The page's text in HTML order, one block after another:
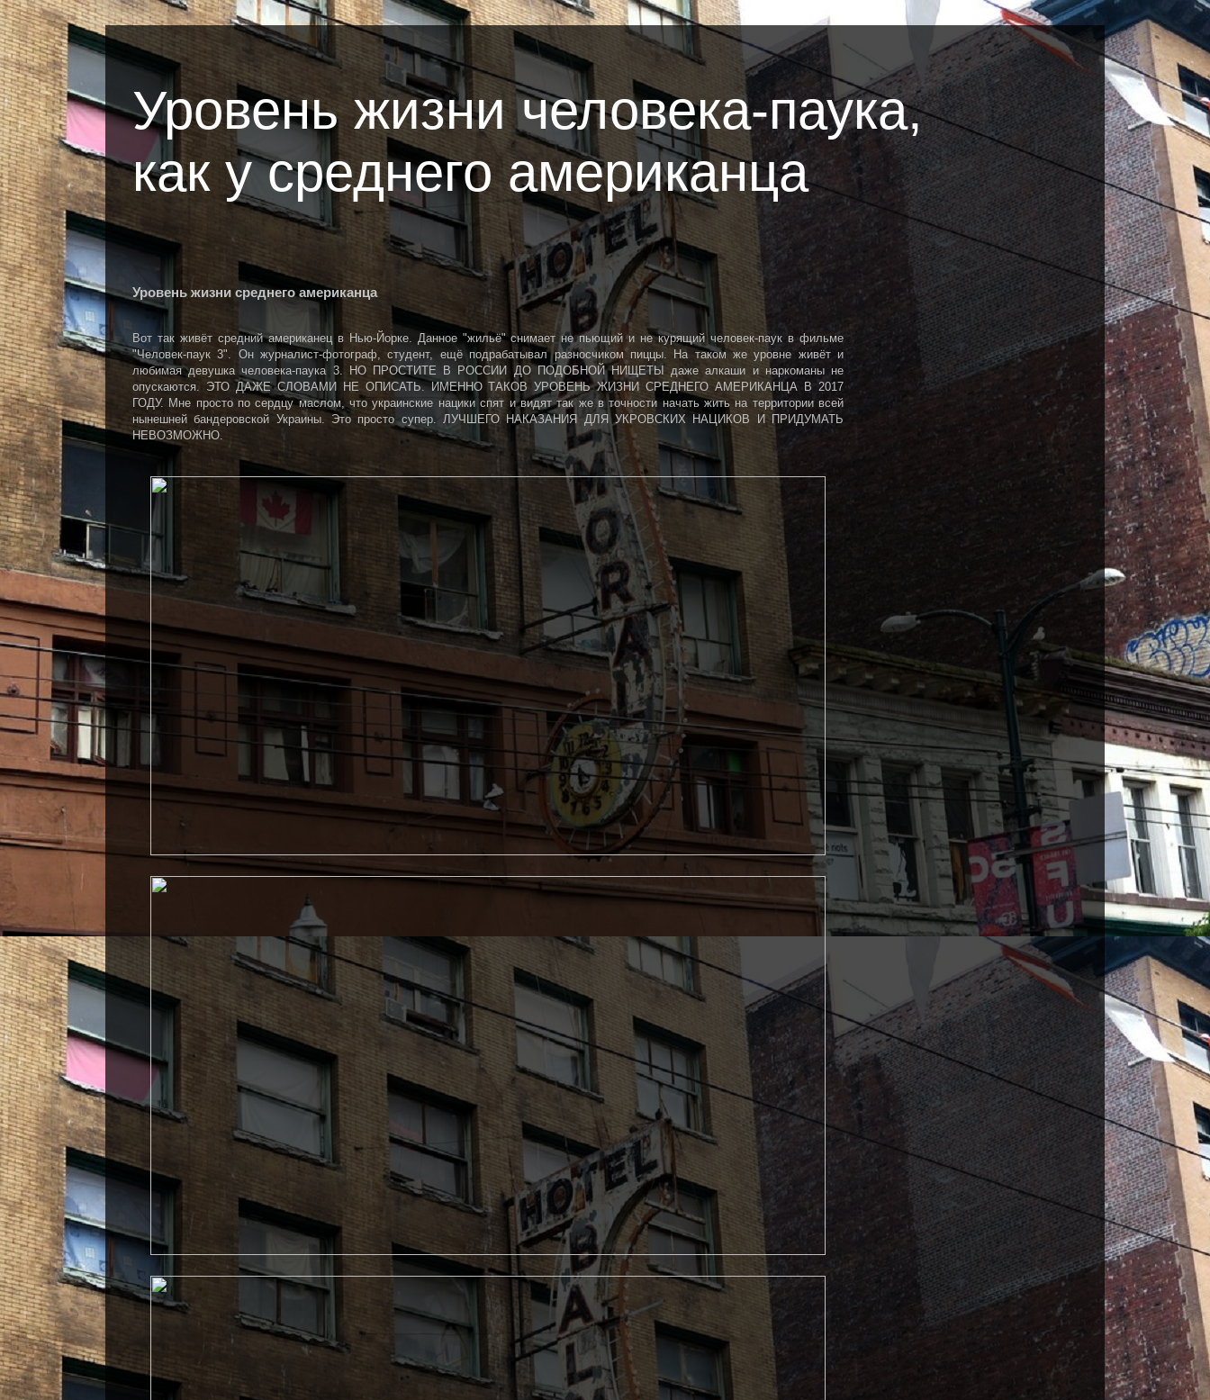
Уровень жизни человека-паука,
как у среднего американца
Уровень жизни среднего американца
Вот так живёт средний американец в Нью-Йорке. Данное "жильё" снимает не пьющий и не курящий человек-паук в фильме
"Человек-паук 3". Он журналист-фотограф, студент, ещё подрабатывал разносчиком пиццы. На таком же уровне живёт и
любимая девушка человека-паука 3. НО ПРОСТИТЕ В РОССИИ ДО ПОДОБНОЙ НИЩЕТЫ даже алкаши и наркоманы не
опускаются. ЭТО ДАЖЕ СЛОВАМИ НЕ ОПИСАТЬ. ИМЕННО ТАКОВ УРОВЕНЬ ЖИЗНИ СРЕДНЕГО АМЕРИКАНЦА В 2017
ГОДУ. Мне просто по сердцу маслом, что украинские нацики спят и видят так же в точности начать жить на территории всей
нынешней бандеровской Украины. Это просто супер. ЛУЧШЕГО НАКАЗАНИЯ ДЛЯ УКРОВСКИХ НАЦИКОВ И ПРИДУМАТЬ
НЕВОЗМОЖНО.